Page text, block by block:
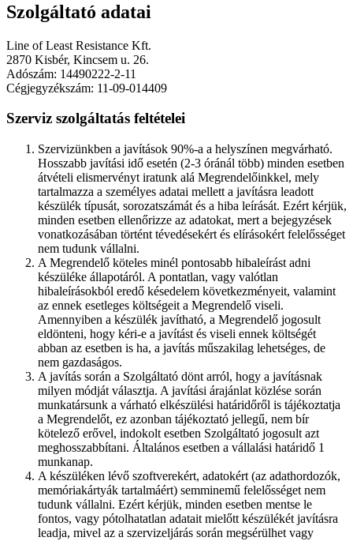
Szolgáltató adatai
Line of Least Resistance Kft.
2870 Kisbér, Kincsem u. 26.
Adószám: 14490222-2-11
Cégjegyzékszám: 11-09-014409
Szerviz szolgáltatás feltételei
Szervizünkben a javítások 90%-a a helyszínen megvárható.
Hosszabb javítási idő esetén (2-3 óránál több) minden esetben
átvételi elismervényt iratunk alá Megrendelőinkkel, mely
tartalmazza a személyes adatai mellett a javításra leadott
készülék típusát, sorozatszámát és a hiba leírását. Ezért kérjük,
minden esetben ellenőrizze az adatokat, mert a bejegyzések
vonatkozásában történt tévedésekért és elírásokért felelősséget
nem tudunk vállalni.
A Megrendelő köteles minél pontosabb hibaleírást adni
készüléke állapotáról. A pontatlan, vagy valótlan
hibaleírásokból eredő késedelem következményeit, valamint
az ennek esetleges költségeit a Megrendelő viseli.
Amennyiben a készülék javítható, a Megrendelő jogosult
eldönteni, hogy kéri-e a javítást és viseli ennek költségét
abban az esetben is ha, a javítás műszakilag lehetséges, de
nem gazdaságos.
A javítás során a Szolgáltató dönt arról, hogy a javításnak
milyen módját választja. A javítási árajánlat közlése során
munkatársunk a várható elkészülési határidőről is tájékoztatja
a Megrendelőt, ez azonban tájékoztató jellegű, nem bír
kötelező erővel, indokolt esetben Szolgáltató jogosult azt
meghosszabbítani. Általános esetben a vállalási határidő 1
munkanap.
A készüléken lévő szoftverekért, adatokért (az adathordozók,
memóriakártyák tartalmáért) semminemű felelősséget nem
tudunk vállalni. Ezért kérjük, minden esetben mentse le
fontos, vagy pótolhatatlan adatait mielőtt készülékét javításra
leadja, mivel az a szervizeljárás során megsérülhet vagy